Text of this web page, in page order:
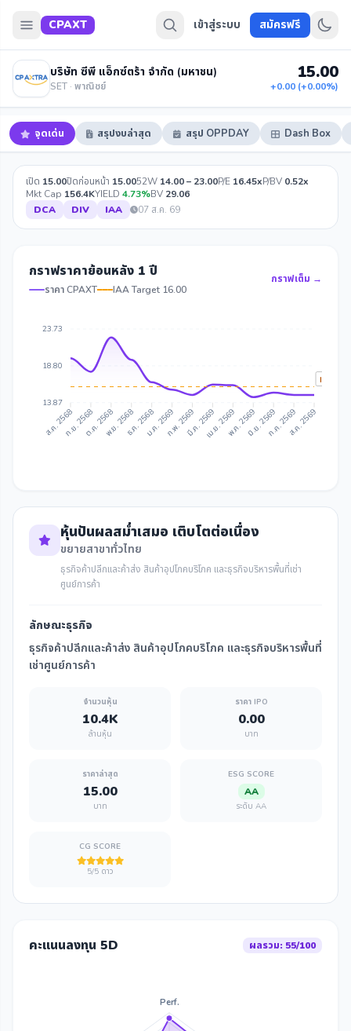
CPAXT เข้าสู่ระบบ สมัครฟรี
บริษัท ซีพี แอ็กซ์ตร้า จำกัด (มหาชน)
SET · พาณิชย์
15.00
+0.00 (+0.00%)
จุดเด่น สรุปงบล่าสุด สรุป OPPDAY Dash Box
เปิด 15.00ปิดก่อนหน้า 15.0052W 14.00 – 23.00P/E 16.45xP/BV 0.52x
Mkt Cap 156.4KYIELD 4.73%BV 29.06
DCA
DIV IAA 07 ส.ค. 69
กราฟราคาย้อนหลัง 1 ปี
ราคา CPAXT IAA Target 16.00
กราฟเต็ม →
23.73
18.80
13.87
ส.ค. 2568ก.ย. 2568ต.ค. 2568พ.ย. 2568ธ.ค. 2568ม.ค. 2569ก.พ. 2569มี.ค. 2569เม.ย. 2569พ.ค. 2569มิ.ย. 2569ก.ค. 2569ส.ค. 2569
IAA
หุ้นปันผลสม่ำเสมอ เติบโตต่อเนื่อง
ขยายสาขาทั่วไทย
ธุรกิจค้าปลีกและค้าส่ง สินค้าอุปโภคบริโภค และธุรกิจบริหารพื้นที่เช่า
ศูนย์การค้า
ลักษณะธุรกิจ
ธุรกิจค้าปลีกและค้าส่ง สินค้าอุปโภคบริโภค และธุรกิจบริหารพื้นที่
เช่าศูนย์การค้า
จำนวนหุ้น
10.4K
ล้านหุ้น
ราคา IPO
0.00
บาท
ราคาล่าสุด
15.00
บาท
ESG SCORE
AA
ระดับ AA
CG SCORE
5/5 ดาว
คะแนนลงทุน 5D ผลรวม: 55/100
Perf.